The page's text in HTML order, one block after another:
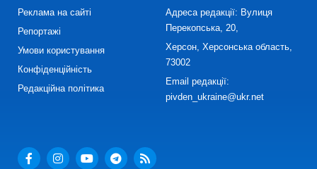
Реклама на сайті
Репортажі
Умови користування
Конфіденційність
Редакційна політика
Адреса редакції: Вулиця
Перекопська, 20,
Херсон, Херсонська область,
73002
Email редакції:
pivden_ukraine@ukr.net